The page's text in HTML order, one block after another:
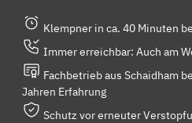
Klempner in ca. 40 Minuten
Immer erreichbar: Auch am
Fachbetrieb aus Schaidham
Jahren Erfahrung
Schutz vor erneuter